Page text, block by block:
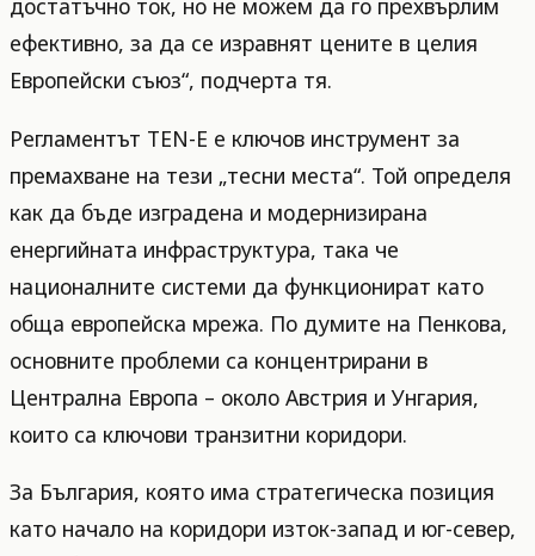
достатъчно ток, но не можем да го прехвърлим
ефективно, за да се изравнят цените в целия
Европейски съюз“, подчерта тя.
Регламентът TEN-E е ключов инструмент за
премахване на тези „тесни места“. Той определя
как да бъде изградена и модернизирана
енергийната инфраструктура, така че
националните системи да функционират като
обща европейска мрежа. По думите на Пенкова,
основните проблеми са концентрирани в
Централна Европа – около Австрия и Унгария,
които са ключови транзитни коридори.
За България, която има стратегическа позиция
като начало на коридори изток-запад и юг-север,